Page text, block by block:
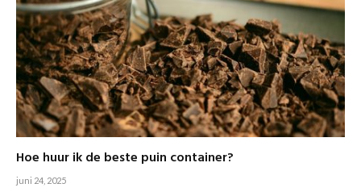
Hoe huur ik de beste puin container?
juni 24, 2025